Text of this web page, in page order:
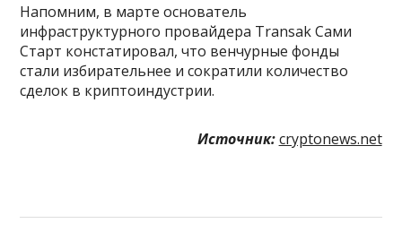
Напомним, в марте основатель
инфраструктурного провайдера Transak Сами
Старт констатировал, что венчурные фонды
стали избирательнее и сократили количество
сделок в криптоиндустрии.
Источник: cryptonews.net